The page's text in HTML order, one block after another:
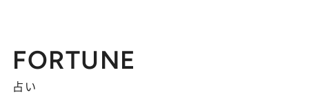
FORTUNE
占い